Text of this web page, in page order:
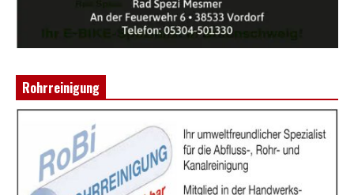
Rohrreinigung